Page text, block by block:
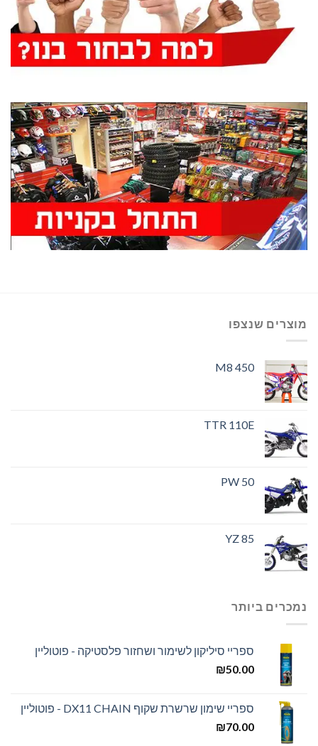
מוצרים שנצפו
M8 450
TTR 110E
PW 50
YZ 85
נמכרים ביותר
ספריי סיליקון לשימור ושחזור פלסטיקה - פוטוליין
₪50.00
ספריי שימון שרשרת שקוף DX11 CHAIN - פוטוליין
₪70.00